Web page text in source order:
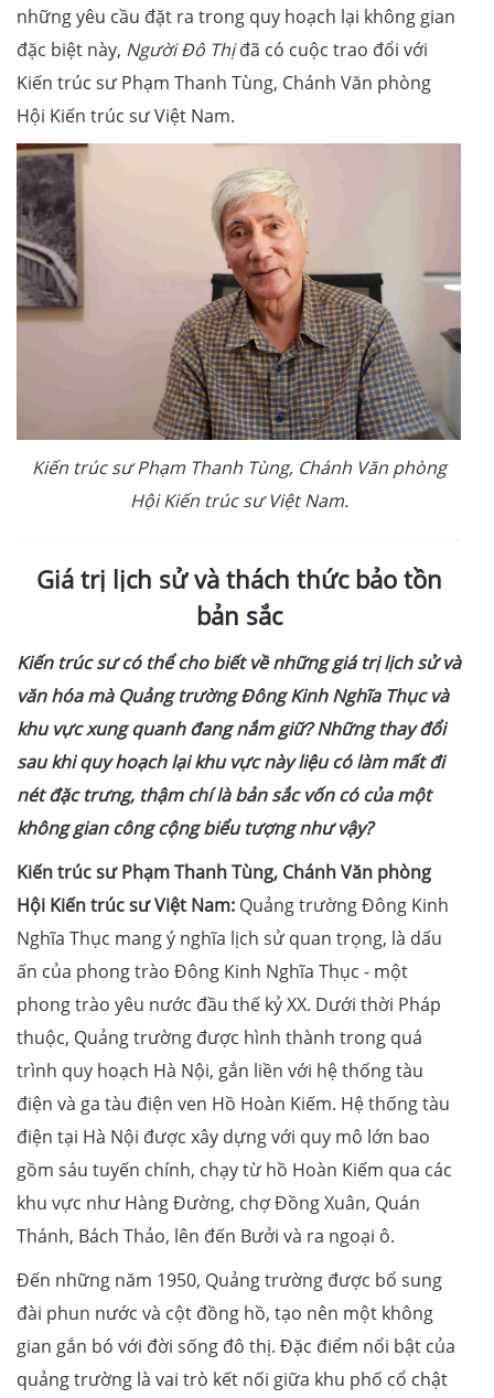
những yêu cầu đặt ra trong quy hoạch lại không gian
đặc biệt này, Người Đô Thịđã có cuộc trao đổi với
Kiến trúc sư Phạm Thanh Tùng, Chánh Văn phòng
Hội Kiến trúc sư Việt Nam.
Kiến trúc sư Phạm Thanh Tùng, Chánh Văn phòng
Hội Kiến trúc sư Việt Nam.
Giá trị lịch sử và thách thức bảo tồn
bản sắc
Kiến trúc sư có thể cho biết về những giá trị lịch sử và
văn hóa mà Quảng trường Đông Kinh Nghĩa Thục và
khu vực xung quanh đang nắm giữ? Những thay đổi
sau khi quy hoạch lại khu vực này liệu có làm mất đi
nét đặc trưng, thậm chí là bản sắc vốn có của một
không gian công cộng biểu tượng như vậy?
Kiến trúc sư Phạm Thanh Tùng, Chánh Văn phòng
Hội Kiến trúc sư Việt Nam: Quảng trường Đông Kinh
Nghĩa Thục mang ý nghĩa lịch sử quan trọng, là dấu
ấn của phong trào Đông Kinh Nghĩa Thục - một
phong trào yêu nước đầu thế kỷ XX. Dưới thời Pháp
thuộc, Quảng trường được hình thành trong quá
trình quy hoạch Hà Nội, gắn liền với hệ thống tàu
điện và ga tàu điện ven Hồ Hoàn Kiếm. Hệ thống tàu
điện tại Hà Nội được xây dựng với quy mô lớn bao
gồm sáu tuyến chính, chạy từ hồ Hoàn Kiếm qua các
khu vực như Hàng Đường, chợ Đồng Xuân, Quán
Thánh, Bách Thảo, lên đến Bưởi và ra ngoại ô.
Đến những năm 1950, Quảng trường được bổ sung
đài phun nước và cột đồng hồ, tạo nên một không
gian gắn bó với đời sống đô thị. Đặc điểm nổi bật của
quảng trường là vai trò kết nối giữa khu phố cổ chật